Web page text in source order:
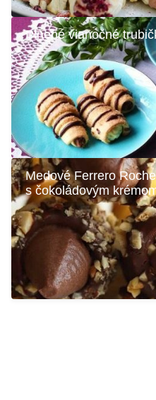
Plnené vianočné
Medové Ferrero
s čokoládovým